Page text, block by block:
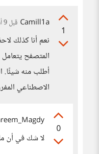
1
Camill1a قبل 9 أشهر
نعم أنا كذلك
المتصفح
أطلب منه
الاصطناعي
0
لا شك في أن ما